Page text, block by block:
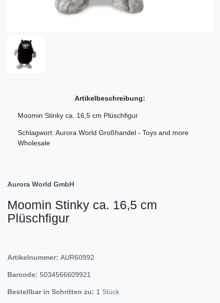
Artikelbeschreibung:
Moomin Stinky ca. 16,5 cm Plüschfigur
Schlagwort: Aurora World Großhandel - Toys and more
Wholesale
Aurora World GmbH
Moomin Stinky ca. 16,5 cm
Plüschfigur
Artikelnummer: AUR60992
Barcode: 5034566609921
Bestellbar in Schritten zu: 1 Stück